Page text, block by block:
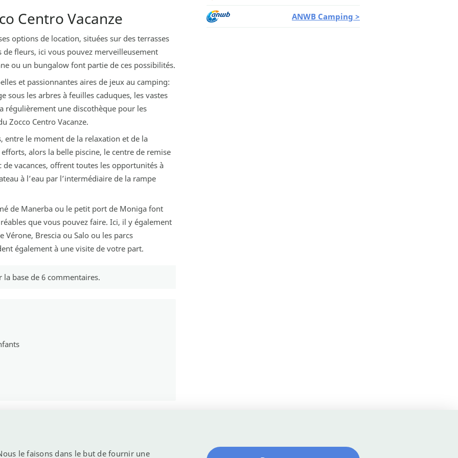
Centro Vacanze
options de location, situées sur des terrasses
de fleurs, ici vous pouvez merveilleusement
ou un bungalow font partie de ces possibilités.
et passionnantes aires de jeux au camping:
sous les arbres à feuilles caduques, les vastes
régulièrement une discothèque pour les
Zocco Centro Vacanze.
entre le moment de la relaxation et de la
alors la belle piscine, le centre de remise
vacances, offrent toutes les opportunités à
à l’eau par l’intermédiaire de la rampe
de Manerba ou le petit port de Moniga font
que vous pouvez faire. Ici, il y également
Vérone, Brescia ou Salo ou les parcs
également à une visite de votre part.
la base de 6 commentaires.
ANWB Camping >
le faisons dans le but de fournir une